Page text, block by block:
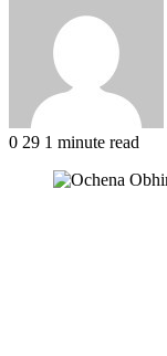
0 29 1 minute read